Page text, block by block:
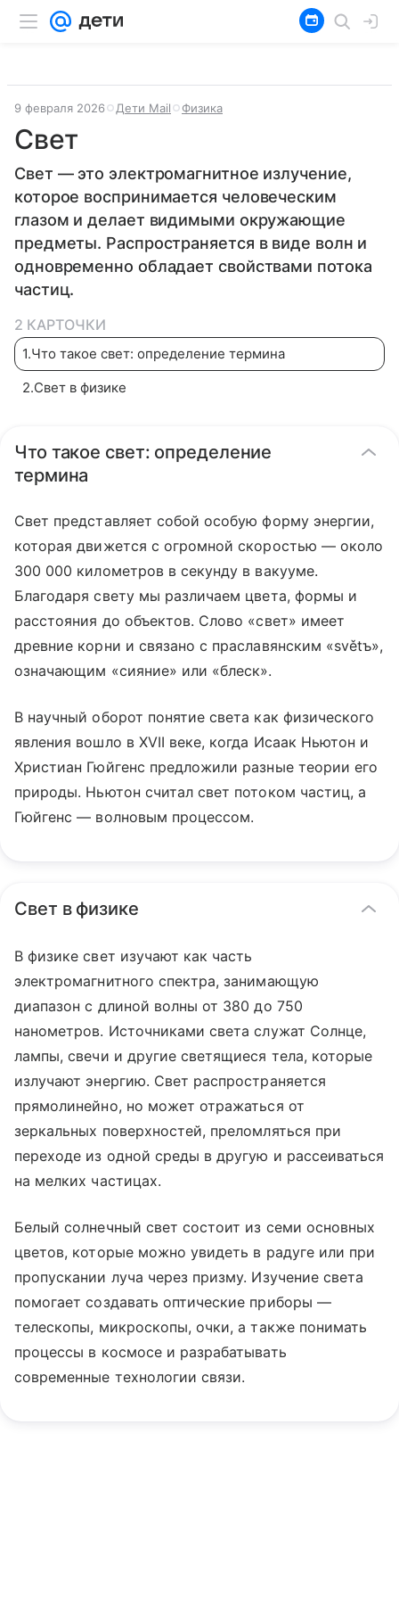
9 февраля 2026 Дети Mail Физика
Свет
Свет — это электромагнитное излучение,
которое воспринимается человеческим
глазом и делает видимыми окружающие
предметы. Распространяется в виде волн и
одновременно обладает свойствами потока
частиц.
2 КАРТОЧКИ
1.Что такое свет: определение термина
2.Свет в физике
Что такое свет: определение
термина
Свет представляет собой особую форму энергии,
которая движется с огромной скоростью — около
300 000 километров в секунду в вакууме.
Благодаря свету мы различаем цвета, формы и
расстояния до объектов. Слово «свет» имеет
древние корни и связано с праславянским «světъ»,
означающим «сияние» или «блеск».
В научный оборот понятие света как физического
явления вошло в XVII веке, когда Исаак Ньютон и
Христиан Гюйгенс предложили разные теории его
природы. Ньютон считал свет потоком частиц, а
Гюйгенс — волновым процессом.
Свет в физике
В физике свет изучают как часть
электромагнитного спектра, занимающую
диапазон с длиной волны от 380 до 750
нанометров. Источниками света служат Солнце,
лампы, свечи и другие светящиеся тела, которые
излучают энергию. Свет распространяется
прямолинейно, но может отражаться от
зеркальных поверхностей, преломляться при
переходе из одной среды в другую и рассеиваться
на мелких частицах.
Белый солнечный свет состоит из семи основных
цветов, которые можно увидеть в радуге или при
пропускании луча через призму. Изучение света
помогает создавать оптические приборы —
телескопы, микроскопы, очки, а также понимать
процессы в космосе и разрабатывать
современные технологии связи.